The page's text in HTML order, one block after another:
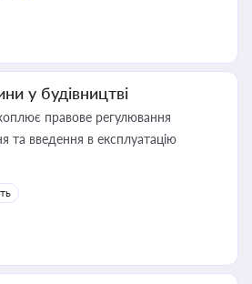
у будівництві
правове регулювання
та введення в експлуатацію